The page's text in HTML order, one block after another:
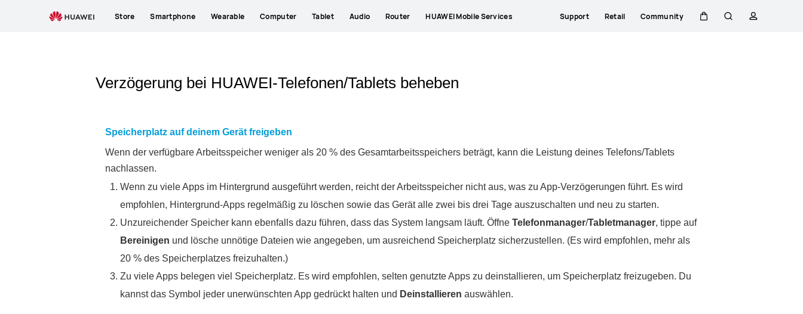
Store Smartphone Wearable Computer Tablet Audio Router HUAWEI Mobile Services Support Retail Community
Verzögerung bei HUAWEI-Telefonen/Tablets beheben
Speicherplatz auf deinem Gerät freigeben
Wenn der verfügbare Arbeitsspeicher weniger als 20 % des Gesamtarbeitsspeichers beträgt, kann die Leistung deines Telefons/Tablets
nachlassen.
Wenn zu viele Apps im Hintergrund ausgeführt werden, reicht der Arbeitsspeicher nicht aus, was zu App-Verzögerungen führt. Es wird
empfohlen, Hintergrund-Apps regelmäßig zu löschen sowie das Gerät alle zwei bis drei Tage auszuschalten und neu zu starten.
Unzureichender Speicher kann ebenfalls dazu führen, dass das System langsam läuft. Öffne Telefon​manager/Tabletmanager, tippe auf
Bereinigen und lösche unnötige Dateien wie angegeben, um ausreichend Speicherplatz sicherzustellen. (Es wird empfohlen, mehr als
20 % des Speicherplatzes freizuhalten.)
Zu viele Apps belegen viel Speicherplatz. Es wird empfohlen, selten genutzte Apps zu deinstallieren, um Speicherplatz freizugeben. Du
kannst das Symbol jeder unerwünschten App gedrückt halten und Deinstallieren auswählen.